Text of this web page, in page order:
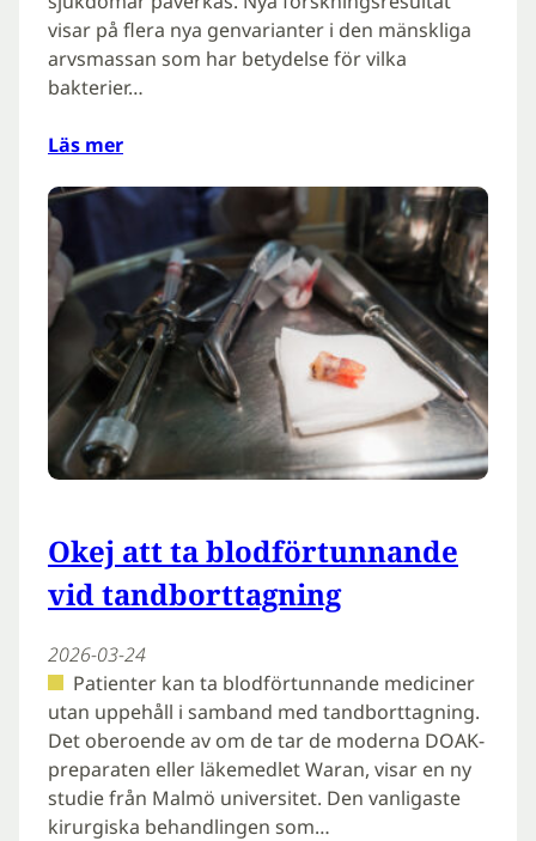
visar på flera nya genvarianter i den mänskliga
arvsmassan som har betydelse för vilka
bakterier…
Läs mer
Okej att ta blodförtunnande
vid tandborttagning
2026-03-24
Patienter kan ta blodförtunnande mediciner
utan uppehåll i samband med tandborttagning.
Det oberoende av om de tar de moderna DOAK-
preparaten eller läkemedlet Waran, visar en ny
studie från Malmö universitet. Den vanligaste
kirurgiska behandlingen som…